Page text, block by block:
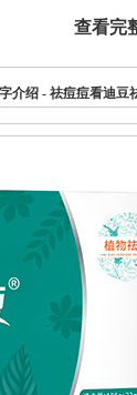
查看完
介绍 - 祛痘痘看迪豆